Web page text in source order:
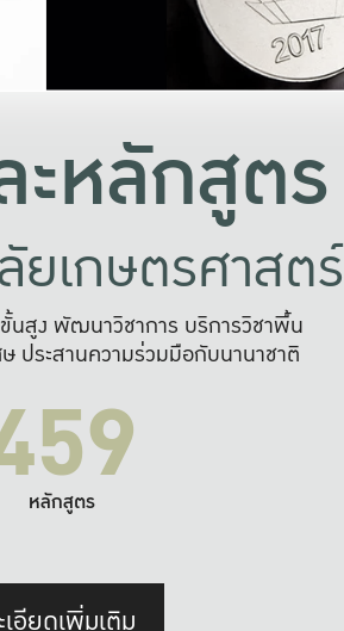
หลักสูตร
ยเกษตรศาสตร์
สูง พัฒนาวิชาการ บริการวิชาพื้น
ประสานความร่วมมือกับนานาชาติ
หลักสูตร
อียดเพิ่มเติม